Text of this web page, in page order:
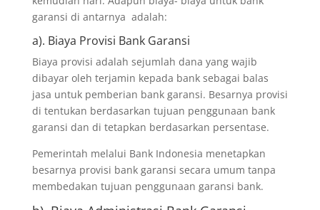
garansi di antarnya adalah:
a). Biaya Provisi Bank Garansi
Biaya provisi adalah sejumlah dana yang wajib
dibayar oleh terjamin kepada bank sebagai balas
jasa untuk pemberian bank garansi. Besarnya provisi
di tentukan berdasarkan tujuan penggunaan bank
garansi dan di tetapkan berdasarkan persentase.
Pemerintah melalui Bank Indonesia menetapkan
besarnya provisi bank garansi secara umum tanpa
membedakan tujuan penggunaan garansi bank.